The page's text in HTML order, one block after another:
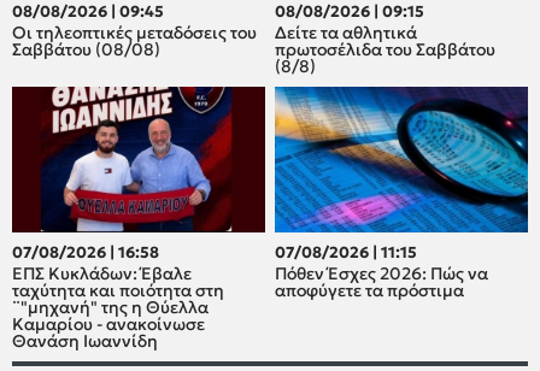
08/08/2026 | 09:45
Οι τηλεοπτικές μεταδόσεις του
Σαββάτου (08/08)
08/08/2026 | 09:15
Δείτε τα αθλητικά
πρωτοσέλιδα του Σαββάτου
(8/8)
07/08/2026 | 16:58
ΕΠΣ Κυκλάδων: Έβαλε
ταχύτητα και ποιότητα στη
¨"μηχανή" της η Θύελλα
Καμαρίου - ανακοίνωσε
Θανάση Ιωαννίδη
07/08/2026 | 11:15
Πόθεν Έσχες 2026: Πώς να
αποφύγετε τα πρόστιμα